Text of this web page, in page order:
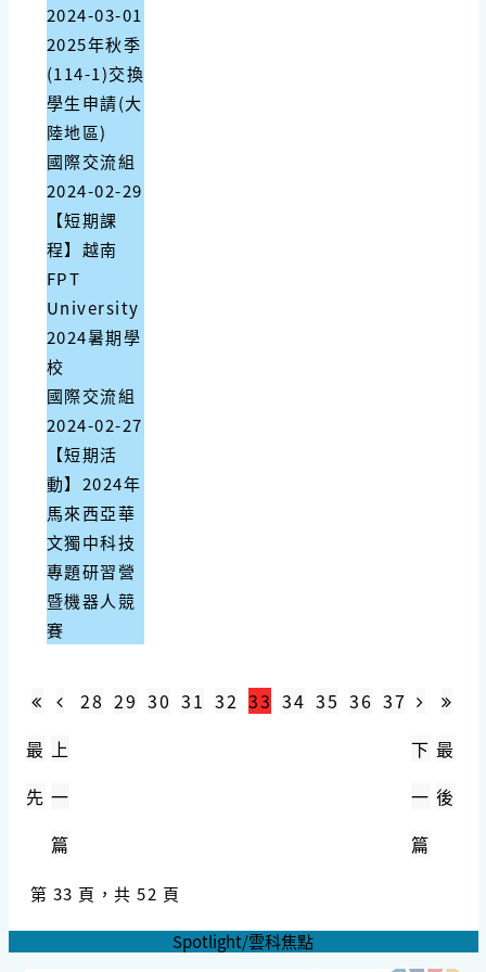
2024-03-01
2025年秋季
(114-1)交換
學生申請(大
陸地區)
國際交流組
2024-02-29
【短期課
程】越南
FPT
University
2024暑期學
校
國際交流組
2024-02-27
【短期活
動】2024年
馬來西亞華
文獨中科技
專題研習營
暨機器人競
賽
最
先
上
一
篇
28 29 30 31 32 33 34 35 36 37
下
一
篇
最
後
第 33 頁，共 52 頁
Spotlight/雲科焦點